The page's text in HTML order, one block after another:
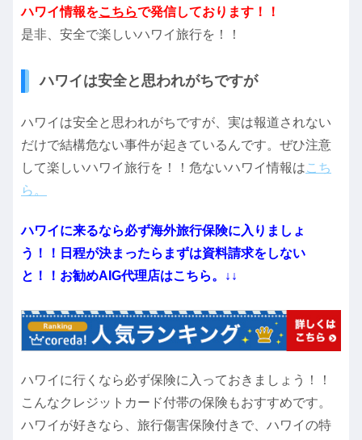
ハワイ情報をこちらで発信しております！！
是非、安全で楽しいハワイ旅行を！！
ハワイは安全と思われがちですが
ハワイは安全と思われがちですが、実は報道されない
だけで結構危ない事件が起きているんです。ぜひ注意
して楽しいハワイ旅行を！！危ないハワイ情報はこち
ら。
ハワイに来るなら必ず海外旅行保険に入りましょ
う！！日程が決まったらまずは資料請求をしない
と！！お勧めAIG代理店はこちら。↓↓
ハワイに行くなら必ず保険に入っておきましょう！！
こんなクレジットカード付帯の保険もおすすめです。
ハワイが好きなら、旅行傷害保険付きで、ハワイの特